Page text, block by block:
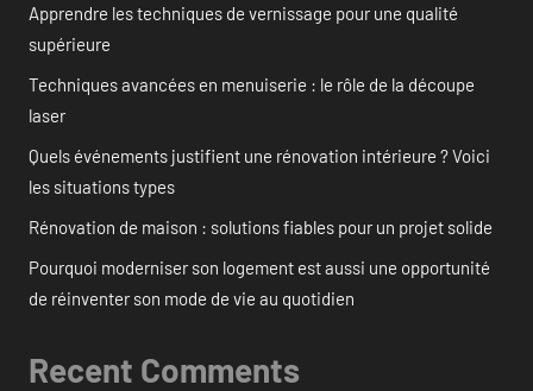
Apprendre les techniques de vernissage pour une qualité
supérieure
Techniques avancées en menuiserie : le rôle de la découpe
laser
Quels événements justifient une rénovation intérieure ? Voici
les situations types
Rénovation de maison : solutions fiables pour un projet solide
Pourquoi moderniser son logement est aussi une opportunité
de réinventer son mode de vie au quotidien
Recent Comments